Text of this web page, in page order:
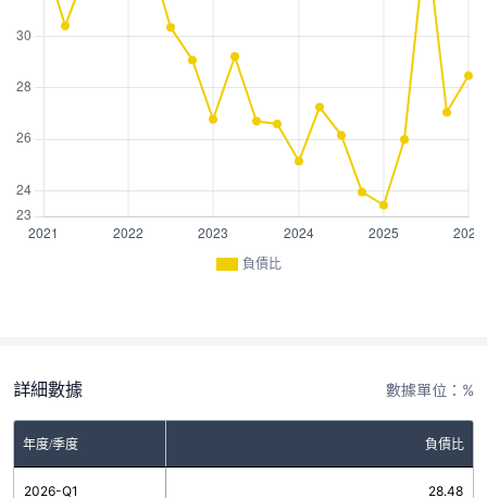
負債比
詳細數據 數據單位：%
年度/季度 負債比
2026-Q1 28.48